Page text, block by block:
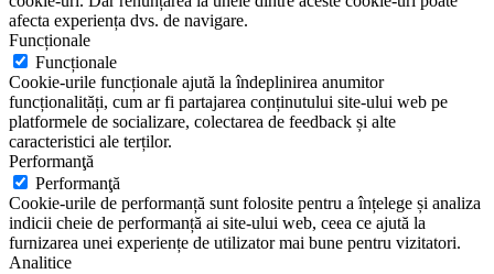
afecta experiența dvs. de navigare.
Funcționale
Funcționale
Cookie-urile funcționale ajută la îndeplinirea anumitor
funcționalități, cum ar fi partajarea conținutului site-ului web pe
platformele de socializare, colectarea de feedback și alte
caracteristici ale terților.
Performanţă
Performanţă
Cookie-urile de performanță sunt folosite pentru a înțelege și analiza
indicii cheie de performanță ai site-ului web, ceea ce ajută la
furnizarea unei experiențe de utilizator mai bune pentru vizitatori.
Analitice